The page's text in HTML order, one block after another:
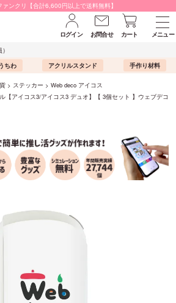
ンクリ【合計6,600円以上で送料無料】
ログイン お問合せ カート
メニュー
ちわ アクリルスタンド 手作り材料
ステッカー
Web deco アイコス
【アイコス3/アイコス3 デュオ】【 3個セット 】ウェブデコ